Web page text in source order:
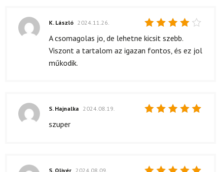
Értékelés:
K. László 2024.11.26.
A csomagolas jo, de lehetne kicsit szebb.
Viszont a tartalom az igazan fontos, és ez jol
műkodik.
S. Hajnalka 2024.08.19.
szuper
S. Olivér 2024.08.09.